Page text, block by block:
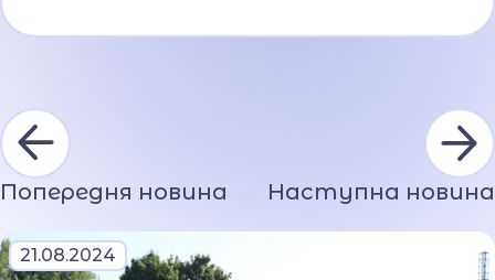
Попередня новина Наступна новина
21.08.2024